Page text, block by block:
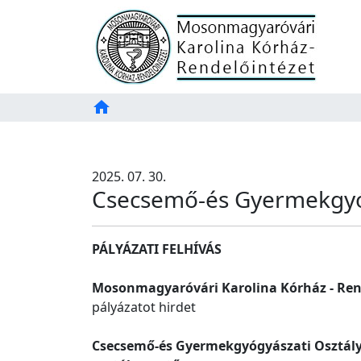
Főoldal
home
TAB
2025. 07. 30.
Csecsemő-és
PÁLYÁZATI FELHÍVÁS
Mosonmagyaróvári Karolina Kórház -
pályázatot hirdet
Csecsemő-és Gyermekgyógyászati